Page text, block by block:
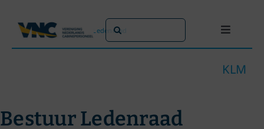
naar
inhoud
Toggle
Zoeken
naar:
Home» KLM »Bestuur Ledenraad
KLM
Bestuur Ledenraad